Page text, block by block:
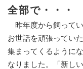
全部で・・・
昨年度から飼って
お世話を頑張ってい
集まってくるように
なりました。「新し